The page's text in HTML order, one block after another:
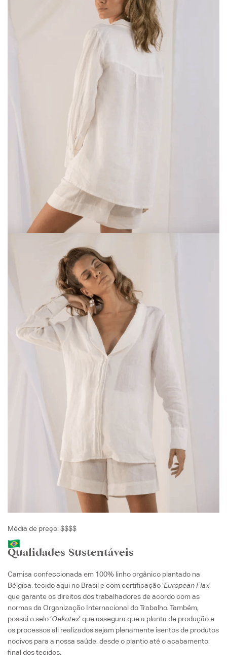
Média de preço: $$$$
Qualidades Sustentáveis
Camisa confeccionada em 100% linho orgânico plantado na
Bélgica, tecido aqui no Brasil e com certificação ‘European Flax’
que garante os direitos dos trabalhadores de acordo com as
normas da Organização Internacional do Trabalho. Também,
possui o selo ‘Oekotex’ que assegura que a planta de produção e
os processos ali realizados sejam plenamente isentos de produtos
nocivos para a nossa saúde, desde o plantio até o acabamento
final dos tecidos.